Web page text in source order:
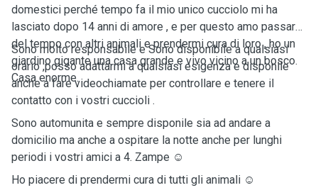
domestici perché tempo fa il mio unico cucciolo mi ha
lasciato dopo 14 anni di amore , e per questo amo passare
del tempo con altri animali e prendermi cura di loro , ho un
giardino gigante una casa grande e vivo vicino a un bosco.
Casa enorme.
Sono molto responsabile e Sono disponibile a qualsiasi
orario ,posso adattarmi a qualsiasi esigenza e disponile
anche a fare videochiamate per controllare e tenere il
contatto con i vostri cuccioli .
Sono automunita e sempre disponile sia ad andare a
domicilio ma anche a ospitare la notte anche per lunghi
periodi i vostri amici a 4. Zampe ☺️
Ho piacere di prendermi cura di tutti gli animali ☺️